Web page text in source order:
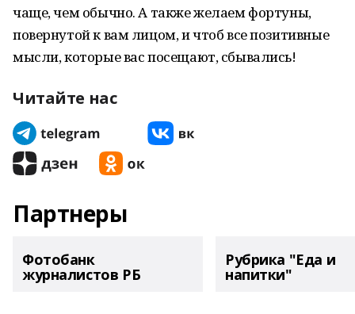
чаще, чем обычно. А также желаем фортуны,
повернутой к вам лицом, и чтоб все позитивные
мысли, которые вас посещают, сбывались!
Читайте нас
Партнеры
Фотобанк
журналистов РБ
Рубрика "Еда и
напитки"